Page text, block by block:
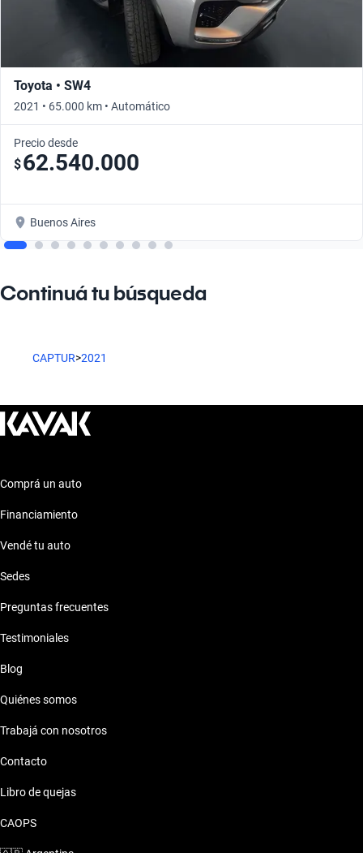
Toyota • SW4
2021 • 65.000 km • Automático
Precio desde
$62.540.000
Buenos Aires
Continuá tu búsqueda
CAPTUR>2021
Comprá un auto
Financiamiento
Vendé tu auto
Sedes
Preguntas frecuentes
Testimoniales
Blog
Quiénes somos
Trabajá con nosotros
Contacto
Libro de quejas
CAOPS